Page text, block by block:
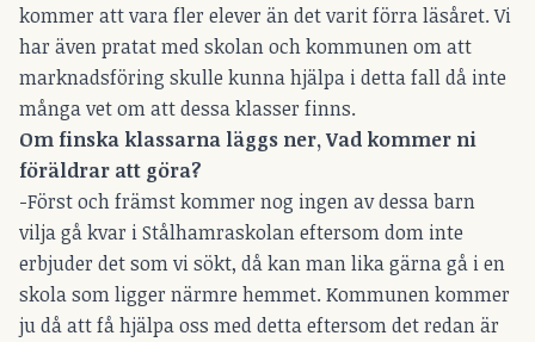
kommer att vara fler elever än det varit förra läsåret. Vi
har även pratat med skolan och kommunen om att
marknadsföring skulle kunna hjälpa i detta fall då inte
många vet om att dessa klasser finns.
Om finska klassarna läggs ner, Vad kommer ni
föräldrar att göra?
-Först och främst kommer nog ingen av dessa barn
vilja gå kvar i Stålhamraskolan eftersom dom inte
erbjuder det som vi sökt, då kan man lika gärna gå i en
skola som ligger närmre hemmet. Kommunen kommer
ju då att få hjälpa oss med detta eftersom det redan är